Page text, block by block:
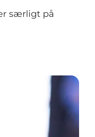
særligt på